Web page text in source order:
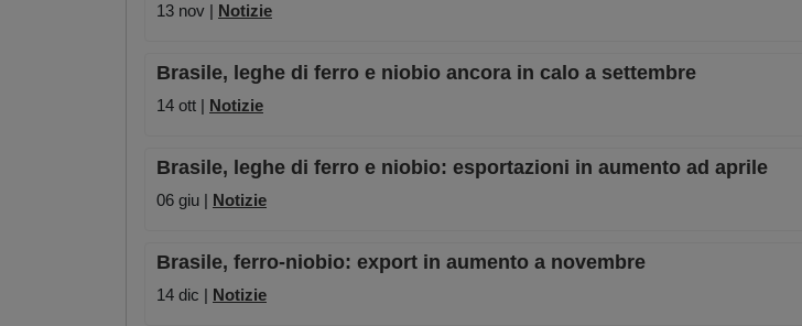
13 nov | Notizie
Brasile, leghe di ferro e niobio ancora in calo a settembre
14 ott | Notizie
Brasile, leghe di ferro e niobio: esportazioni in aumento ad aprile
06 giu | Notizie
Brasile, ferro-niobio: export in aumento a novembre
14 dic | Notizie